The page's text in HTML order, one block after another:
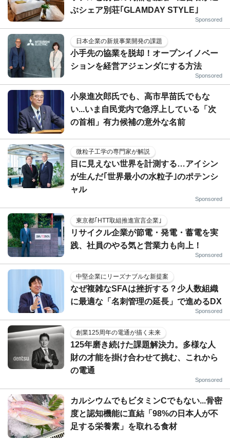
ぶシェア別荘｢GLAMDAY STYLE｣
Sponsored
日本企業の新規事業開発の課題
小手先の協業を脱却！オープンイノベー
ションを経営アジェンダにする方法
Sponsored
小泉進次郎氏でも、高市早苗氏でもな
い...いま自民党内で急浮上している「次
の首相」有力候補の意外な名前
微粒子工学の専門家が解説
目に見えない世界を計測する…アイシン
が生んだ｢世界最小の水粒子｣のポテンシ
ャル
Sponsored
東京都｢HTT取組推進宣言企業｣
リサイクル企業が節電・発電・蓄電を実
践、社員のやる気と営業力も向上！
Sponsored
中堅企業にリーズナブルな新提案
なぜ複雑なSFAは挫折する？少人数組織
に最適な「名刺管理の延長」で進めるDX
Sponsored
創業125周年の電通が描く未来
125年磨き続けた課題解決力。多様な人
財の才能を掛け合わせて挑む、これから
の電通
Sponsored
カルシウムでもビタミンCでもない...骨密
度と認知機能に直結「98%の日本人が不
足する栄養素」を取れる食材